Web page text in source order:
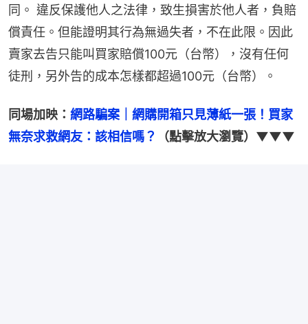
同。 違反保護他人之法律，致生損害於他人者，負賠
償責任。但能證明其行為無過失者，不在此限。因此
賣家去告只能叫買家賠償100元（台幣），沒有任何
徒刑，另外告的成本怎樣都超過100元（台幣）。
同場加映： 網路騙案｜網購開箱只見薄紙一張！買家
無奈求救網友：該相信嗎？
（點擊放大瀏覽）▼▼▼